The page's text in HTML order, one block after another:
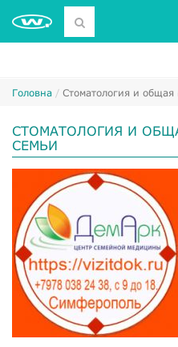
Головна Стоматология и
СТОМАТОЛОГИЯ И
СЕМЬИ